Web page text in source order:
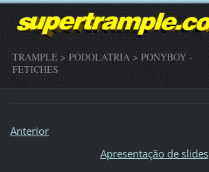
TRAMPLE > PODOLATRIA > PONYBOY -
FETICHES
Anterior
Apresentação de slides